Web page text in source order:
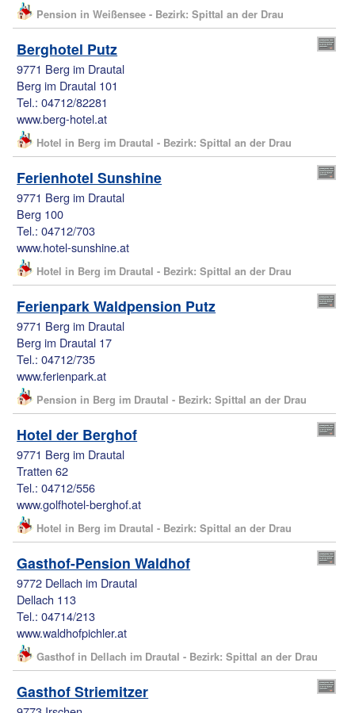
Pension in Weißensee - Bezirk: Spittal an der Drau
Berghotel Putz
9771 Berg im Drautal
Berg im Drautal 101
Tel.: 04712/82281
www.berg-hotel.at
Hotel in Berg im Drautal - Bezirk: Spittal an der Drau
Ferienhotel Sunshine
9771 Berg im Drautal
Berg 100
Tel.: 04712/703
www.hotel-sunshine.at
Hotel in Berg im Drautal - Bezirk: Spittal an der Drau
Ferienpark Waldpension Putz
9771 Berg im Drautal
Berg im Drautal 17
Tel.: 04712/735
www.ferienpark.at
Pension in Berg im Drautal - Bezirk: Spittal an der Drau
Hotel der Berghof
9771 Berg im Drautal
Tratten 62
Tel.: 04712/556
www.golfhotel-berghof.at
Hotel in Berg im Drautal - Bezirk: Spittal an der Drau
Gasthof-Pension Waldhof
9772 Dellach im Drautal
Dellach 113
Tel.: 04714/213
www.waldhofpichler.at
Gasthof in Dellach im Drautal - Bezirk: Spittal an der Drau
Gasthof Striemitzer